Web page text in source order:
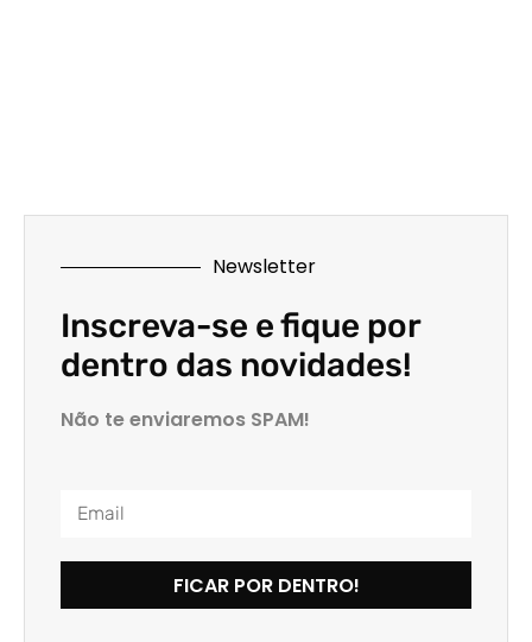
Newsletter
Inscreva-se e fique por
dentro das novidades!
Não te enviaremos SPAM!
FICAR POR DENTRO!